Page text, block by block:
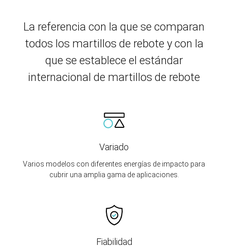
La referencia con la que se comparan
todos los martillos de rebote y con la
que se establece el estándar
internacional de martillos de rebote
Variado
Varios modelos con diferentes energías de impacto para
cubrir una amplia gama de aplicaciones.
Fiabilidad